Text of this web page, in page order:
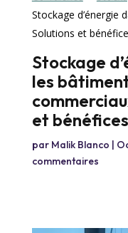
Stockage d’énergie
Solutions et
Stockage
les
et bénéfices
par Malik Blanco |
commentaires